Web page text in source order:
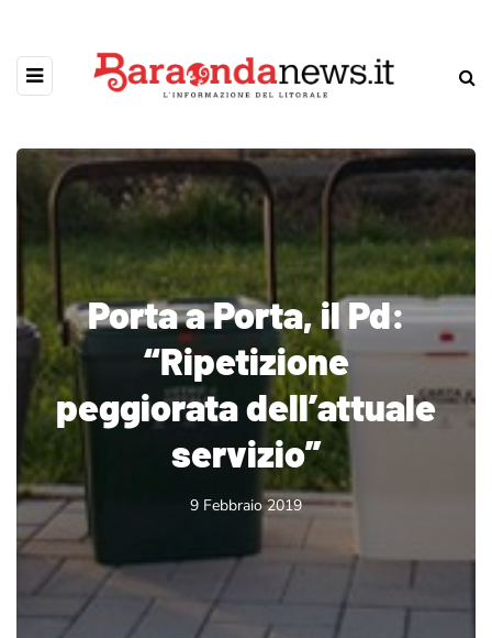
Porta a Porta, il Pd:
“Ripetizione
peggiorata dell’attuale
servizio”
9 Febbraio 2019